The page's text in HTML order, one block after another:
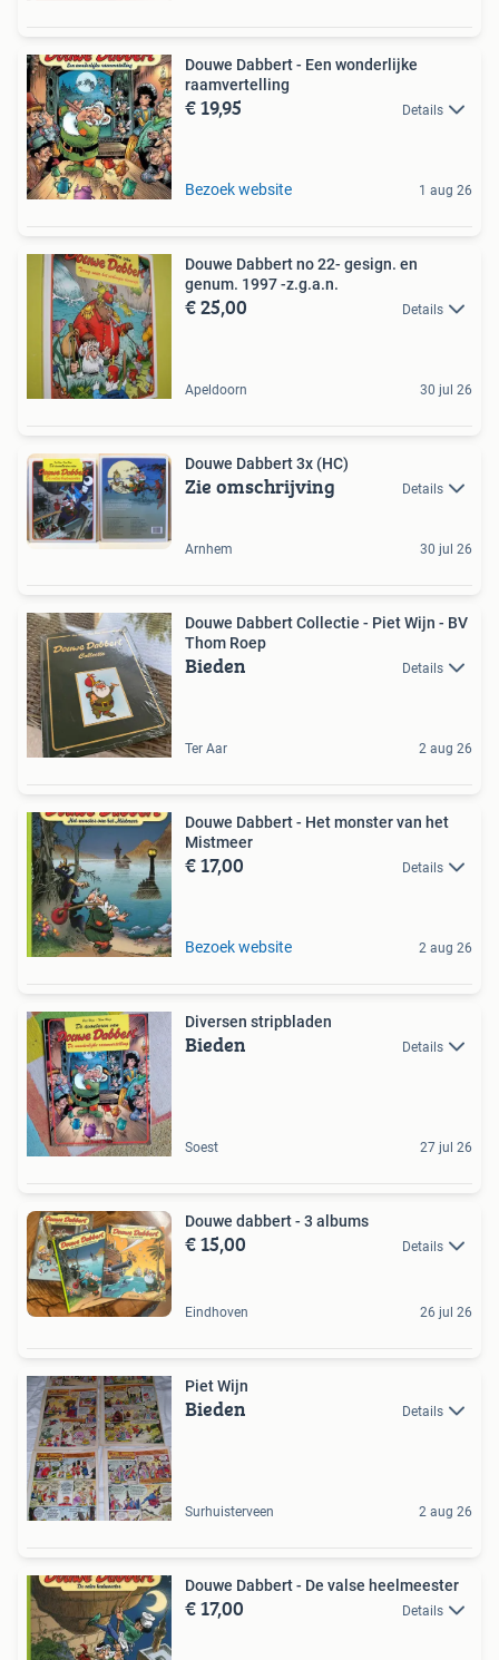
Douwe Dabbert - Een wonderlijke
raamvertelling
€ 19,95 Details
Bezoek website 1 aug 26
Douwe Dabbert no 22- gesign. en
genum. 1997 -z.g.a.n.
€ 25,00 Details
Apeldoorn 30 jul 26
Douwe Dabbert 3x (HC)
Zie omschrijving Details
Arnhem 30 jul 26
Douwe Dabbert Collectie - Piet Wijn - BV
Thom Roep
Bieden Details
Ter Aar 2 aug 26
Douwe Dabbert - Het monster van het
Mistmeer
€ 17,00 Details
Bezoek website 2 aug 26
Diversen stripbladen
Bieden Details
Soest 27 jul 26
Douwe dabbert - 3 albums
€ 15,00 Details
Eindhoven 26 jul 26
Piet Wijn
Bieden Details
Surhuisterveen 2 aug 26
Douwe Dabbert - De valse heelmeester
€ 17,00 Details